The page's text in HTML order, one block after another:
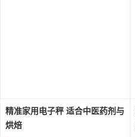
精准家用电子秤 适合中医药剂与
烘焙